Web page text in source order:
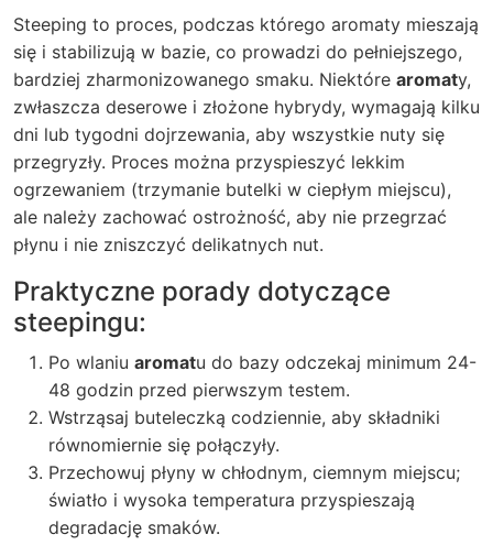
Steeping to proces, podczas którego aromaty mieszają
się i stabilizują w bazie, co prowadzi do pełniejszego,
bardziej zharmonizowanego smaku. Niektóre aromaty,
zwłaszcza deserowe i złożone hybrydy, wymagają kilku
dni lub tygodni dojrzewania, aby wszystkie nuty się
przegryzły. Proces można przyspieszyć lekkim
ogrzewaniem (trzymanie butelki w ciepłym miejscu),
ale należy zachować ostrożność, aby nie przegrzać
płynu i nie zniszczyć delikatnych nut.
Praktyczne porady dotyczące
steepingu:
Po wlaniu aromatu do bazy odczekaj minimum 24-
48 godzin przed pierwszym testem.
Wstrząsaj buteleczką codziennie, aby składniki
równomiernie się połączyły.
Przechowuj płyny w chłodnym, ciemnym miejscu;
światło i wysoka temperatura przyspieszają
degradację smaków.